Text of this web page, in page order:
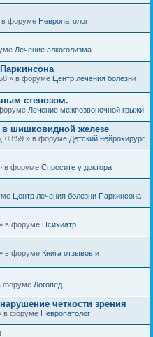
в форуме Невропатолог
Лечение алкоголизма
» в форуме Центр лечения болезни
стенозом.
Лечение межпозвоночной грыжи
в шишковидной железе
03:59 » в форуме Детский нейрохирург
в форуме Спросите у доктора
Центр лечения болезни Паркинсона
в форуме Психиатр
в форуме Книга отзывов и
форуме Логопед
четкости зрения
в форуме Невропатолог